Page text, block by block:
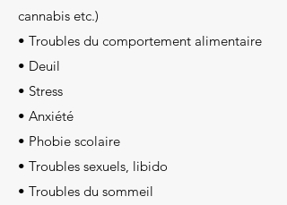
cannabis etc.)
• Troubles du comportement alimentaire
• Deuil
• Stress
• Anxiété
• Phobie scolaire
• Troubles sexuels, libido
• Troubles du sommeil